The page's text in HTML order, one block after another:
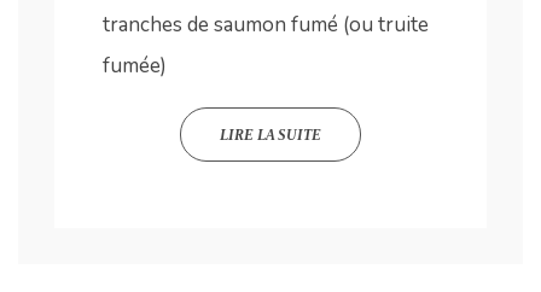
tranches de saumon fumé (ou truite
fumée)
LIRE LA SUITE